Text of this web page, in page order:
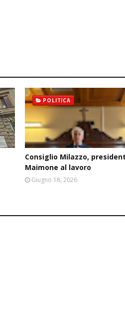
POLITICA
Consiglio Milazzo,
Maimone al lavoro
Giugno 18, 2026